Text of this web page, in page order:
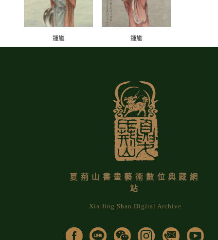
鍾馗 鍾馗
夏荊山書畫藝術數位典藏網
站
Xia Jing Shan Digital Archive